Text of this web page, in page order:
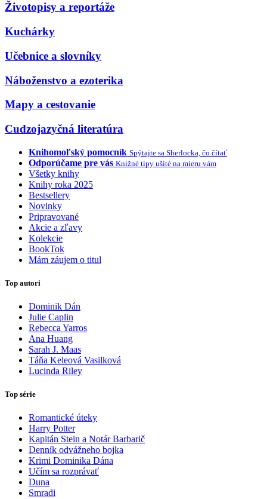
Životopisy a reportáže
Kuchárky
Učebnice a slovníky
Náboženstvo a ezoterika
Mapy a cestovanie
Cudzojazyčná literatúra
Knihomoľský pomocník Spýtajte sa Sherlocka, čo čítať
Odporúčame pre vás Knižné tipy ušité na mieru vám
Všetky knihy
Knihy roka 2025
Bestsellery
Novinky
Pripravované
Akcie a zľavy
Kolekcie
BookTok
Mám záujem o titul
Top autori
Dominik Dán
Julie Caplin
Rebecca Yarros
Ana Huang
Sarah J. Maas
Táňa Keleová Vasilková
Lucinda Riley
Top série
Romantické úteky
Harry Potter
Kapitán Stein a Notár Barbarič
Denník odvážneho bojka
Krimi Dominika Dána
Učím sa rozprávať
Duna
Smradi